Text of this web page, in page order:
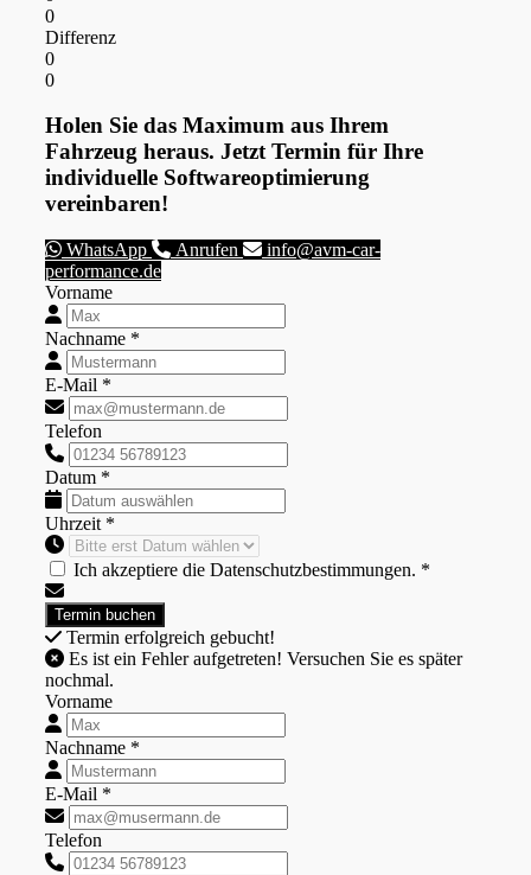
0
Differenz
0
0
Holen Sie das Maximum aus Ihrem
Fahrzeug heraus. Jetzt Termin für Ihre
individuelle Softwareoptimierung
vereinbaren!
WhatsApp Anrufen
info@avm-car-
performance.de
Vorname
Nachname *
E-Mail *
Telefon
Datum *
Uhrzeit *
Ich akzeptiere die Datenschutzbestimmungen. *
Termin erfolgreich gebucht!
nochmal.
Vorname
Nachname *
E-Mail *
Telefon